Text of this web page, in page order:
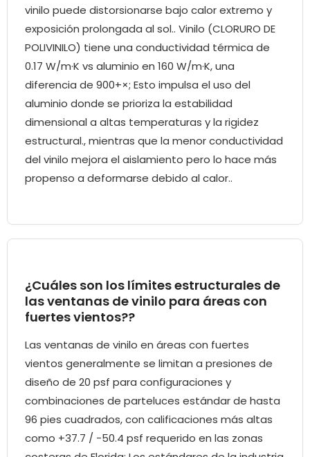
vinilo puede distorsionarse bajo calor extremo y
exposición prolongada al sol.. Vinilo (CLORURO DE
POLIVINILO) tiene una conductividad térmica de
0.17 W/m·K vs aluminio en 160 W/m·K, una
diferencia de 900+×; Esto impulsa el uso del
aluminio donde se prioriza la estabilidad
dimensional a altas temperaturas y la rigidez
estructural., mientras que la menor conductividad
del vinilo mejora el aislamiento pero lo hace más
propenso a deformarse debido al calor..
¿Cuáles son los límites estructurales de
las ventanas de vinilo para áreas con
fuertes vientos??
Las ventanas de vinilo en áreas con fuertes
vientos generalmente se limitan a presiones de
diseño de 20 psf para configuraciones y
combinaciones de parteluces estándar de hasta
96 pies cuadrados, con calificaciones más altas
como +37.7 / -50.4 psf requerido en las zonas